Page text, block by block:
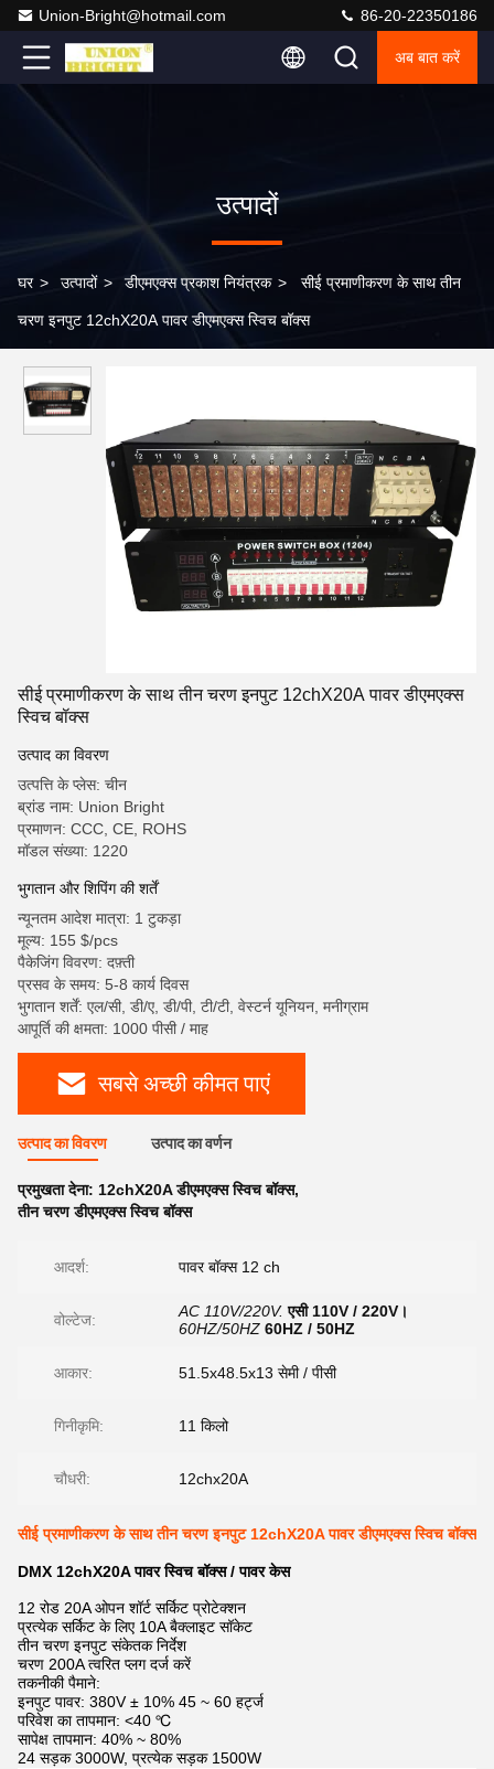
Union-Bright@hotmail.com 86-20-22350186
अब बात करें
उत्पादों
घर > उत्पादों > डीएमएक्स प्रकाश नियंत्रक > सीई प्रमाणीकरण के साथ तीन
चरण इनपुट 12chX20A पावर डीएमएक्स स्विच बॉक्स
सीई प्रमाणीकरण के साथ तीन चरण इनपुट 12chX20A पावर डीएमएक्स
स्विच बॉक्स
उत्पाद का विवरण
उत्पत्ति के प्लेस: चीन
ब्रांड नाम: Union Bright
प्रमाणन: CCC, CE, ROHS
मॉडल संख्या: 1220
भुगतान और शिपिंग की शर्तें
न्यूनतम आदेश मात्रा: 1 टुकड़ा
मूल्य: 155 $/pcs
पैकेजिंग विवरण: दफ़्ती
प्रसव के समय: 5-8 कार्य दिवस
भुगतान शर्तें: एल/सी, डी/ए, डी/पी, टी/टी, वेस्टर्न यूनियन, मनीग्राम
आपूर्ति की क्षमता: 1000 पीसी / माह
सबसे अच्छी कीमत पाएं
उत्पाद का विवरण उत्पाद का वर्णन
प्रमुखता देना: 12chX20A डीएमएक्स स्विच बॉक्स,
तीन चरण डीएमएक्स स्विच बॉक्स
आदर्श: पावर बॉक्स 12 ch
वोल्टेज: AC 110V/220V. एसी 110V / 220V।
60HZ/50HZ 60HZ / 50HZ
आकार: 51.5x48.5x13 सेमी / पीसी
गिनीकृमि: 11 किलो
चौधरी: 12chx20A
सीई प्रमाणीकरण के साथ तीन चरण इनपुट 12chX20A पावर डीएमएक्स स्विच बॉक्स
DMX 12chX20A पावर स्विच बॉक्स / पावर केस
12 रोड 20A ओपन शॉर्ट सर्किट प्रोटेक्शन
प्रत्येक सर्किट के लिए 10A बैक्लाइट सॉकेट
तीन चरण इनपुट संकेतक निर्देश
चरण 200A त्वरित प्लग दर्ज करें
तकनीकी पैमाने:
इनपुट पावर: 380V ± 10% 45 ~ 60 हर्ट्ज
परिवेश का तापमान: <40 ℃
सापेक्ष तापमान: 40% ~ 80%
24 सड़क 3000W, प्रत्येक सड़क 1500W